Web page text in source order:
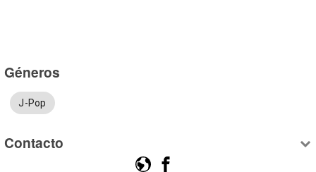
Géneros
J-Pop
Contacto